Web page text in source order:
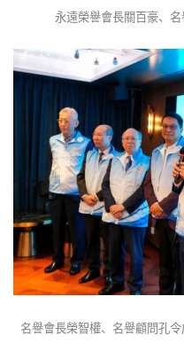
永遠榮譽會長關百豪、
名譽會長榮智權、名譽顧問孔